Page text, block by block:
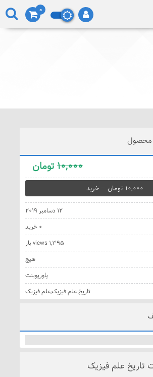
محصول
10,000تومان
10,000 تومان – خريد
12 دسامبر 2019
0 خريد
1,395 views بار
هيچ
پاورپوینت
تاریخ علم فیزیک,علم فیزیک
تاریخ علم فیزیک
0